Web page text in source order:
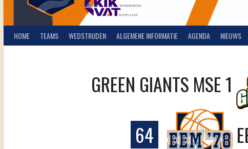
HOME TEAMS WEDSTRIJDEN ALGEMENE INFORMATIE AGENDA NIEUWS
GREEN GIANTS MSE 1
64